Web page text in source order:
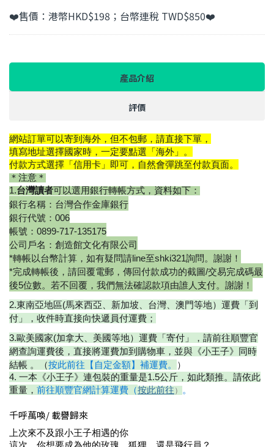
❤️售價：港幣HKD$198；台幣連稅 TWD$850❤️
產品介紹
評價
網站訂單可以寄到海外，但不包郵，請直接下單，
填寫地址選擇國家時，一定要點選「海外」。
付款方式選擇「信用卡」即可，自然會彈跳至付款頁面。
＊ 注意＊
1.台灣讀者可以選用銀行轉帳方式， 資料如下：
銀行名稱：台灣合作金庫銀行
銀行代號：006
帳號：0899-717-135175
公司戶名：創造館文化有限公司
*轉帳以台幣計算，如有疑問請line至shki321詢問。謝謝！
*完成轉帳後，請回覆電郵，傳回付款成功的截圖/交易完成碼最
後5位數。若不回覆，我們無法確認款項由誰人支付。謝謝！
2.東南亞地區(馬來西亞、新加坡、台灣、澳門等地）運費「到
付」，收件時直接向快遞員付運費；
3.歐美國家(加拿大、美國等地）運費「寄付」，請前往順豐官
網查詢運費後，直接將運費加到購物車，並與《小王子》同時
結帳 。（按此前往 【自定金額】補運費。
）
4. 一本《小王子》連包裝的重量是1.5公斤，如此類推。請依此
重量， 前往順豐官網計算運費（按此前往 ） 。
千呼萬喚/ 載譽歸來
上次來不及跟小王子相遇的你